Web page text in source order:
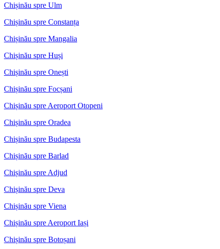
Chișinău spre Ulm
Chișinău spre Constanța
Chișinău spre Mangalia
Chișinău spre Huși
Chișinău spre Onești
Chișinău spre Focșani
Chișinău spre Aeroport Otopeni
Chișinău spre Oradea
Chișinău spre Budapesta
Chișinău spre Barlad
Chișinău spre Adjud
Chișinău spre Deva
Chișinău spre Viena
Chișinău spre Aeroport Iași
Chișinău spre Botoșani